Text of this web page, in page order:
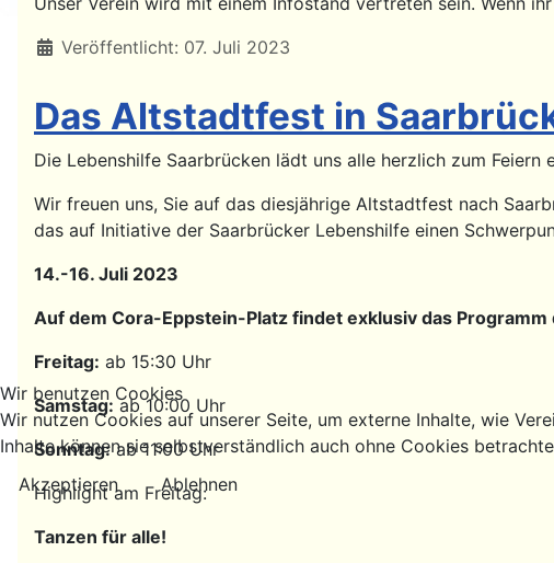
Details
Veröffentlicht: 07. Juli 2023
Das Altstadtfest in
Die Lebenshilfe Saarbrücken lädt uns alle herzlich zum Feiern
Wir freuen uns, Sie auf das diesjährige Altstadtfest nach
das auf Initiative der Saarbrücker Lebenshilfe einen
14.-16. Juli 2023
Auf dem Cora-Eppstein-Platz findet exklusiv das
Freitag: ab 15:30 Uhr
Samstag:ab 10:00 Uhr
Sonntag:ab 11:00 Uhr
Highlight am Freitag:
Tanzen für alle!
Wir benutzen Cookies
Wir nutzen Cookies auf unserer Seite, um externe Inhalte, wie
Inhalte können sie selbstverständlich auch ohne Cookies
Akzeptieren
Ablehnen